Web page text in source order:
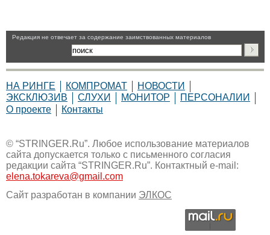
Pедакция не отвечает за содержание заимствованных материалов
НА РИНГЕ КОМПРОМАТ
НОВОСТИ
ЭКСКЛЮЗИВ
СЛУХИ МОНИТОР
ПЕРСОНАЛИИ
О проекте
Контакты
© “STRINGER.Ru”. Любое использование материалов
сайта допускается только с письменного согласия
редакции сайта “STRINGER.Ru”. Контактный e-mail:
elena.tokareva@gmail.com
Сайт разработан в компании ЭЛКОС